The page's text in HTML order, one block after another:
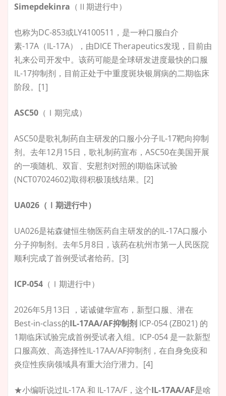
Simepdekinra （Ⅱ期进行中）
也称为DC-853或LY4100511，是一种口服白介
素-17A（IL-17A），由DICE Therapeutics发现，目前由
礼来公司开发中。该药可能是全球研发进度最快的口服
IL-17抑制剂，目前正处于中重度斑块银屑病的二期临床
阶段。[1]
ASC50 （Ⅰ期完成）
ASC50是歌礼制药自主研发的口服小分子IL-17靶向抑制
剂。去年12月15日，歌礼制药宣布，ASC50在美国开展
的一项随机、双盲、安慰剂对照的I期临床试验
(NCT07024602)取得积极顶线结果。[2]
UA026（Ⅰ期进行中）
UA026是祐森健恒生物医药自主研发的的IL-17A口服小
分子抑制剂。去年5月8日，该药在杭州市第一人民医院
顺利完成了首例受试者给药。[3]
ICP-054 （Ⅰ期进行中）
2026年5月13日 ，诺诚健华宣布，新型口服、潜在
Best-in-class的IL-17AA/AF抑制剂 ICP-054 (ZB021) 的
1期临床试验完成首例受试者入组。ICP-054 是一款新型
口服高效、高选择性IL-17AA/AF抑制剂，在自身免疫和
炎症性疾病领域具有重大治疗潜力。[4]
★小编听说过IL-17A 和 IL-17A/F，这个IL-17AA/AF是啥